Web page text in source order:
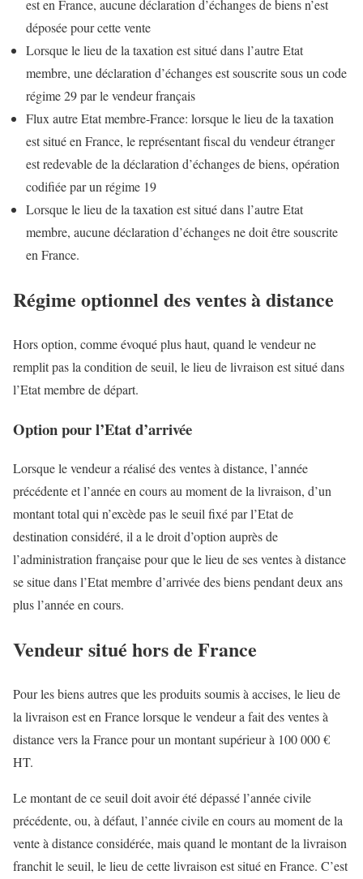
est en France, aucune déclaration d’échanges de biens n’est
déposée pour cette vente
Lorsque le lieu de la taxation est situé dans l’autre Etat
membre, une déclaration d’échanges est souscrite sous un code
régime 29 par le vendeur français
Flux autre Etat membre-France: lorsque le lieu de la taxation
est situé en France, le représentant fiscal du vendeur étranger
est redevable de la déclaration d’échanges de biens, opération
codifiée par un régime 19
Lorsque le lieu de la taxation est situé dans l’autre Etat
membre, aucune déclaration d’échanges ne doit être souscrite
en France.
Régime optionnel des ventes à distance
Hors option, comme évoqué plus haut, quand le vendeur ne
remplit pas la condition de seuil, le lieu de livraison est situé dans
l’Etat membre de départ.
Option pour l’Etat d’arrivée
Lorsque le vendeur a réalisé des ventes à distance, l’année
précédente et l’année en cours au moment de la livraison, d’un
montant total qui n’excède pas le seuil fixé par l’Etat de
destination considéré, il a le droit d’option auprès de
l’administration française pour que le lieu de ses ventes à distance
se situe dans l’Etat membre d’arrivée des biens pendant deux ans
plus l’année en cours.
Vendeur situé hors de France
Pour les biens autres que les produits soumis à accises, le lieu de
la livraison est en France lorsque le vendeur a fait des ventes à
distance vers la France pour un montant supérieur à 100 000 €
HT.
Le montant de ce seuil doit avoir été dépassé l’année civile
précédente, ou, à défaut, l’année civile en cours au moment de la
vente à distance considérée, mais quand le montant de la livraison
franchit le seuil, le lieu de cette livraison est situé en France. C’est